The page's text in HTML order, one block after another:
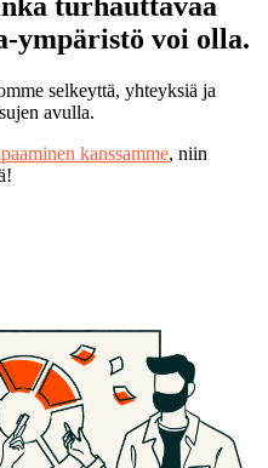
ympäristö voi olla.
selkeyttä, yhteyksiä ja
avulla.
kanssamme, niin